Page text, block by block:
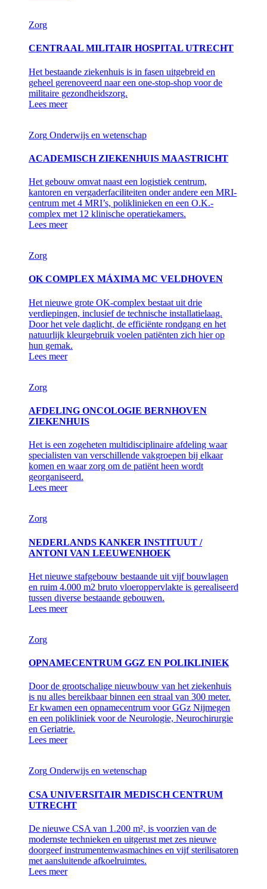
Zorg
CENTRAAL MILITAIR HOSPITAL UTRECHT
Het bestaande ziekenhuis is in fasen uitgebreid en
geheel gerenoveerd naar een one-stop-shop voor de
militaire gezondheidszorg.
Lees meer
Zorg Onderwijs en wetenschap
ACADEMISCH ZIEKENHUIS MAASTRICHT
Het gebouw omvat naast een logistiek centrum,
kantoren en vergaderfaciliteiten onder andere een MRI-
centrum met 4 MRI’s, poliklinieken en een O.K.-
complex met 12 klinische operatiekamers.
Lees meer
Zorg
OK COMPLEX MÁXIMA MC VELDHOVEN
Het nieuwe grote OK-complex bestaat uit drie
verdiepingen, inclusief de technische installatielaag.
Door het vele daglicht, de efficiënte rondgang en het
natuurlijk kleurgebruik voelen patiënten zich hier op
hun gemak.
Lees meer
Zorg
AFDELING ONCOLOGIE BERNHOVEN
ZIEKENHUIS
Het is een zogeheten multidisciplinaire afdeling waar
specialisten van verschillende vakgroepen bij elkaar
komen en waar zorg om de patiënt heen wordt
georganiseerd.
Lees meer
Zorg
NEDERLANDS KANKER INSTITUUT /
ANTONI VAN LEEUWENHOEK
Het nieuwe stafgebouw bestaande uit vijf bouwlagen
en ruim 4.000 m2 bruto vloeroppervlakte is gerealiseerd
tussen diverse bestaande gebouwen.
Lees meer
Zorg
OPNAMECENTRUM GGZ EN POLIKLINIEK
Door de grootschalige nieuwbouw van het ziekenhuis
is nu alles bereikbaar binnen een straal van 300 meter.
Er kwamen een opnamecentrum voor GGz Nijmegen
en een polikliniek voor de Neurologie, Neurochirurgie
en Geriatrie.
Lees meer
Zorg Onderwijs en wetenschap
CSA UNIVERSITAIR MEDISCH CENTRUM
UTRECHT
De nieuwe CSA van 1.200 m², is voorzien van de
modernste technieken en uitgerust met zes nieuwe
doorgeef instrumentenwasmachines en vijf sterilisatoren
met aansluitende afkoelruimtes.
Lees meer